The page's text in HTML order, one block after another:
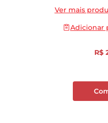
Ver mais
Adicionar
R$